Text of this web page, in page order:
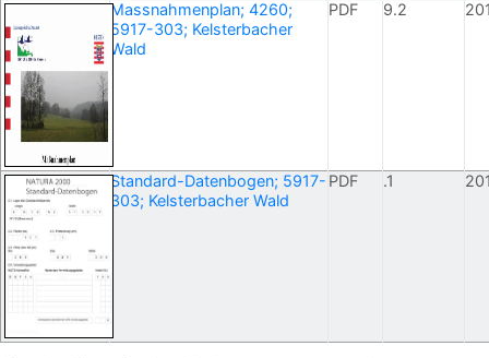
Massnahmenplan; 4260;
5917-303; Kelsterbacher
Wald
PDF 9.2
Standard-Datenbogen; 5917-
303; Kelsterbacher Wald
PDF .1